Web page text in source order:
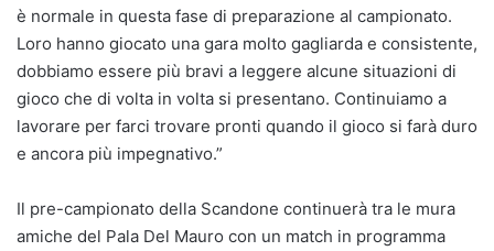
è normale in questa fase di preparazione al campionato.
Loro hanno giocato una gara molto gagliarda e consistente,
dobbiamo essere più bravi a leggere alcune situazioni di
gioco che di volta in volta si presentano. Continuiamo a
lavorare per farci trovare pronti quando il gioco si farà duro
e ancora più impegnativo.”
Il pre-campionato della Scandone continuerà tra le mura
amiche del Pala Del Mauro con un match in programma